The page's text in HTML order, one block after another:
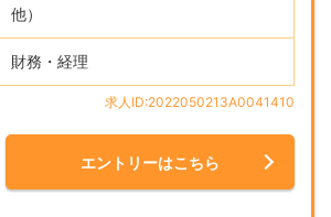
他）
財務・経理
求人ID:2022050213A0041410
エントリーはこちら